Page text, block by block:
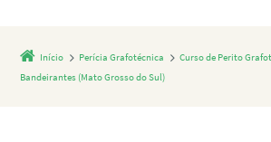
Início Perícia Grafotécnica
Curso de Perito
Bandeirantes (Mato Grosso do Sul)